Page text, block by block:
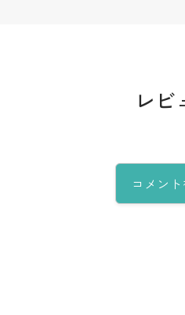
レビ
コメント